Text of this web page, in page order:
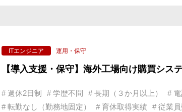
ぜひお問合せください♪
ITエンジニア 運用・保守
【導入支援・保守】海外工場向け購買シ
# 週休2日制 # 学歴不問 # 長期（３か月以上） #
# 転勤なし（勤務地固定）
# 育休取得実績 # 従業